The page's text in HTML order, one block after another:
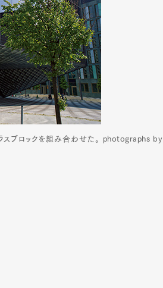
スブロックを組み合わせた。 photographs by